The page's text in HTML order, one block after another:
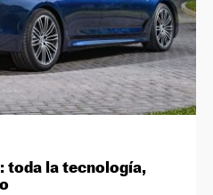
toda la tecnología,